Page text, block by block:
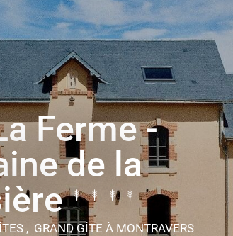
Ferme -
de la
, GRAND GÎTE À MONTRAVERS